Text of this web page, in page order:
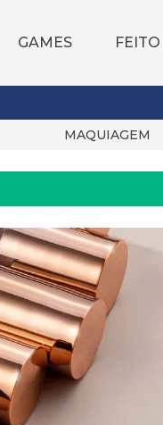
GAMES
MAQUIAGEM